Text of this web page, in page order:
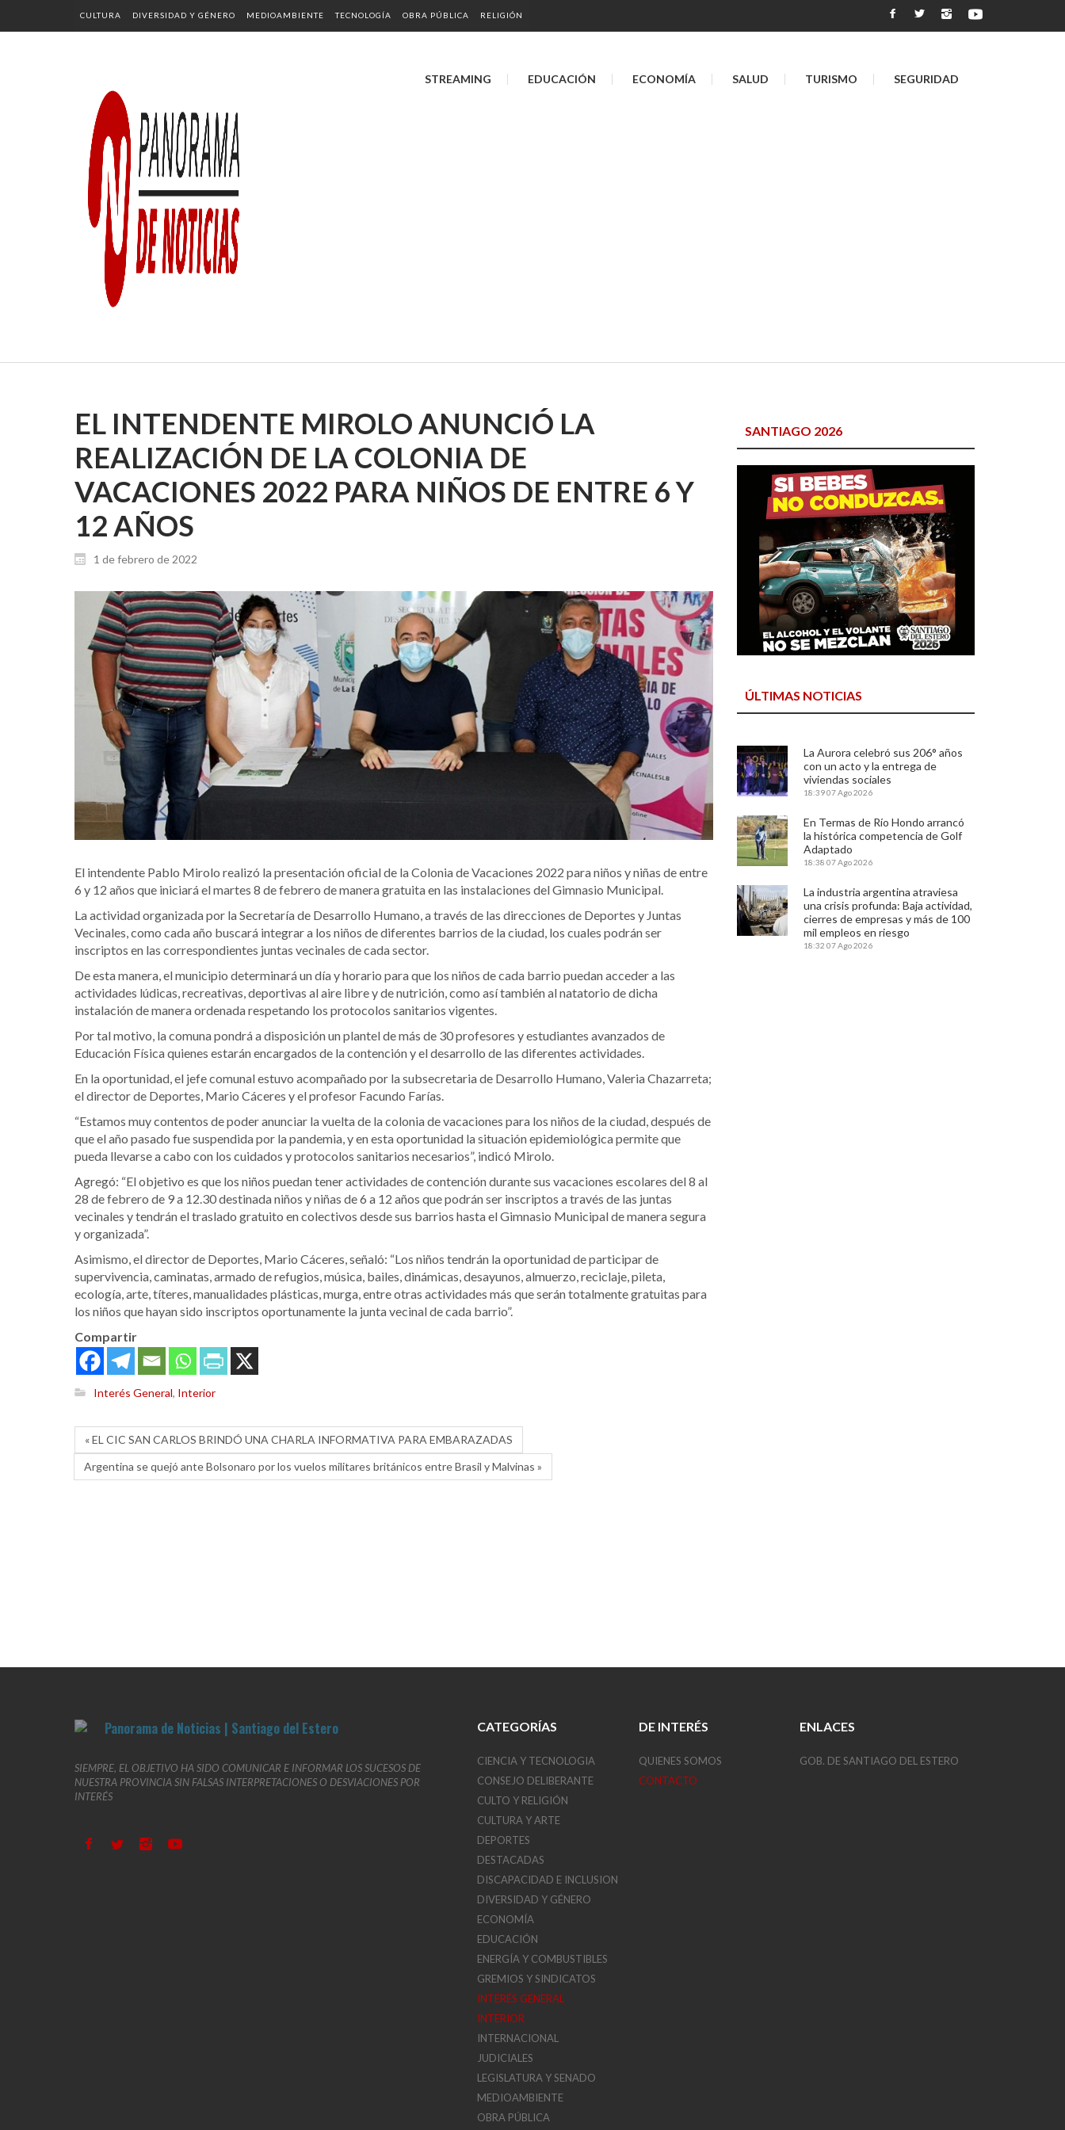
CULTURA DIVERSIDAD Y GÉNERO MEDIOAMBIENTE TECNOLOGÍA OBRA PÚBLICA RELIGIÓN
STREAMING EDUCACIÓN ECONOMÍA SALUD TURISMO SEGURIDAD
EL INTENDENTE MIROLO ANUNCIÓ LA
REALIZACIÓN DE LA COLONIA DE
VACACIONES 2022 PARA NIÑOS DE ENTRE 6 Y
12 AÑOS
1 de febrero de 2022
El intendente Pablo Mirolo realizó la presentación oficial de la Colonia de Vacaciones 2022 para niños y niñas de entre
6 y 12 años que iniciará el martes 8 de febrero de manera gratuita en las instalaciones del Gimnasio Municipal.
La actividad organizada por la Secretaría de Desarrollo Humano, a través de las direcciones de Deportes y Juntas
Vecinales, como cada año buscará integrar a los niños de diferentes barrios de la ciudad, los cuales podrán ser
inscriptos en las correspondientes juntas vecinales de cada sector.
De esta manera, el municipio determinará un día y horario para que los niños de cada barrio puedan acceder a las
actividades lúdicas, recreativas, deportivas al aire libre y de nutrición, como así también al natatorio de dicha
instalación de manera ordenada respetando los protocolos sanitarios vigentes.
Por tal motivo, la comuna pondrá a disposición un plantel de más de 30 profesores y estudiantes avanzados de
Educación Física quienes estarán encargados de la contención y el desarrollo de las diferentes actividades.
En la oportunidad, el jefe comunal estuvo acompañado por la subsecretaria de Desarrollo Humano, Valeria Chazarreta;
el director de Deportes, Mario Cáceres y el profesor Facundo Farías.
“Estamos muy contentos de poder anunciar la vuelta de la colonia de vacaciones para los niños de la ciudad, después de
que el año pasado fue suspendida por la pandemia, y en esta oportunidad la situación epidemiológica permite que
pueda llevarse a cabo con los cuidados y protocolos sanitarios necesarios”, indicó Mirolo.
Agregó: “El objetivo es que los niños puedan tener actividades de contención durante sus vacaciones escolares del 8 al
28 de febrero de 9 a 12.30 destinada niños y niñas de 6 a 12 años que podrán ser inscriptos a través de las juntas
vecinales y tendrán el traslado gratuito en colectivos desde sus barrios hasta el Gimnasio Municipal de manera segura
y organizada”.
Asimismo, el director de Deportes, Mario Cáceres, señaló: “Los niños tendrán la oportunidad de participar de
supervivencia, caminatas, armado de refugios, música, bailes, dinámicas, desayunos, almuerzo, reciclaje, pileta,
ecología, arte, títeres, manualidades plásticas, murga, entre otras actividades más que serán totalmente gratuitas para
los niños que hayan sido inscriptos oportunamente la junta vecinal de cada barrio”.
Compartir
Interés General, Interior
« EL CIC SAN CARLOS BRINDÓ UNA CHARLA INFORMATIVA PARA EMBARAZADAS
Argentina se quejó ante Bolsonaro por los vuelos militares británicos entre Brasil y Malvinas »
SANTIAGO 2026
ÚLTIMAS NOTICIAS
La Aurora celebró sus 206° años
con un acto y la entrega de
viviendas sociales
18:3907 Ago 2026
En Termas de Río Hondo arrancó
la histórica competencia de Golf
Adaptado
18:38 07 Ago 2026
La industria argentina atraviesa
una crisis profunda: Baja actividad,
cierres de empresas y más de 100
mil empleos en riesgo
18:32 07 Ago 2026
SIEMPRE, EL OBJETIVO HA SIDO COMUNICAR E INFORMAR LOS SUCESOS DE
NUESTRA PROVINCIA SIN FALSAS INTERPRETACIONES O DESVIACIONES POR
INTERÉS
CATEGORÍAS
CIENCIA Y TECNOLOGIA
CONSEJO DELIBERANTE
CULTO Y RELIGIÓN
CULTURA Y ARTE
DEPORTES
DESTACADAS
DISCAPACIDAD E INCLUSION
DIVERSIDAD Y GÉNERO
ECONOMÍA
EDUCACIÓN
ENERGÍA Y COMBUSTIBLES
GREMIOS Y SINDICATOS
INTERÉS GENERAL
INTERIOR
INTERNACIONAL
JUDICIALES
LEGISLATURA Y SENADO
MEDIOAMBIENTE
OBRA PÚBLICA
DE INTERÉS
QUIENES SOMOS
CONTACTO
ENLACES
GOB. DE SANTIAGO DEL ESTERO